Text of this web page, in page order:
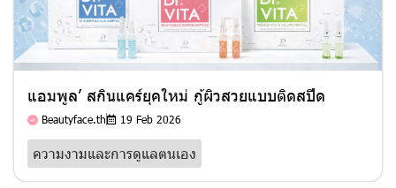
แอมพูล’ สกินแคร์ยุคใหม่ กู้ผิวสวยแบบติดสปีด
Beautyface.th 19 Feb 2026
ความงามและการดูแลตนเอง